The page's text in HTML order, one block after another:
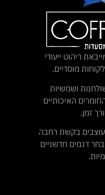
ריהוט ייעודי
מוסדיים.
ושמשיות
האיכותיים
זמן.
בקשת רחבה
דגמים חדשניים